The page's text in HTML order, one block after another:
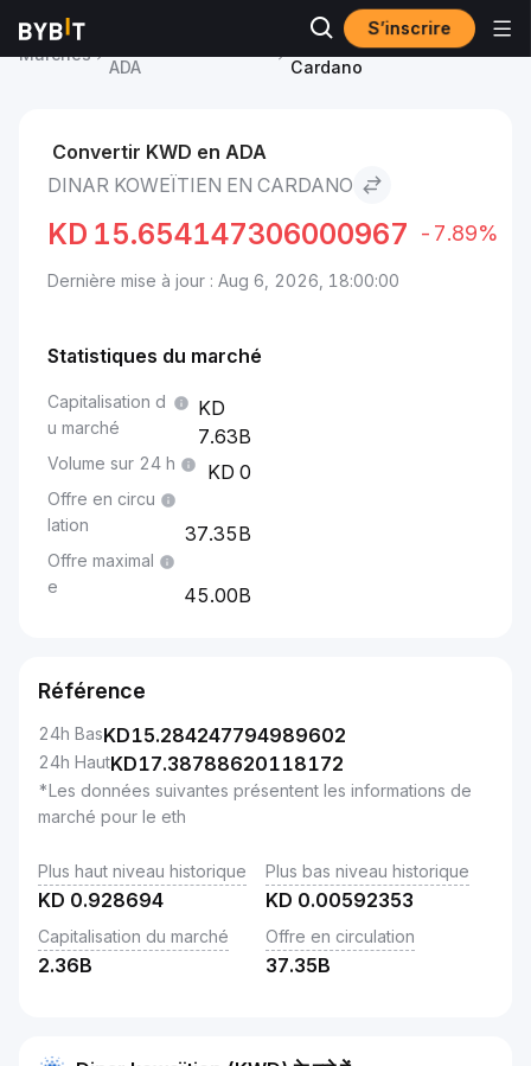
S’inscrire
Marchés
ADA
Dinar koweïtien to
Cardano
Convertir KWD en ADA
DINAR KOWEÏTIEN EN CARDANO
KD 15.654147306000967 -7.89%
Dernière mise à jour : Aug 6, 2026, 18:00:00
Statistiques du marché
Capitalisation d
u marché
7.63B
Volume sur 24 h 0
Offre en circu
lation
37.35B
Offre maximal
e
45.00B
Référence
24h BasKD15.284247794989602
24h HautKD17.38788620118172
*Les données suivantes présentent les informations de
marché pour le eth
Plus haut niveau historique
KD 0.928694
Plus bas niveau historique
KD 0.00592353
Capitalisation du marché
2.36B
Offre en circulation
37.35B